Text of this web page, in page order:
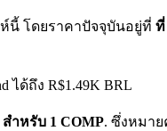
นี้ โดยราคาปัจจุบันอยู่ที่ ที่
ได้ถึง R$1.49K BRL
สำหรับ 1 COMP. ซึ่งหมาย